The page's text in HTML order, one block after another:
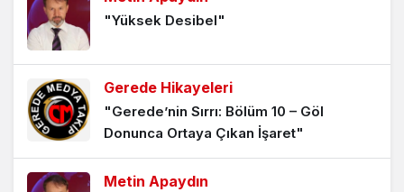
"Yüksek Desibel"
Gerede Hikayeleri
"Gerede’nin Sırrı: Bölüm 10 – Göl
Donunca Ortaya Çıkan İşaret"
Metin Apaydın